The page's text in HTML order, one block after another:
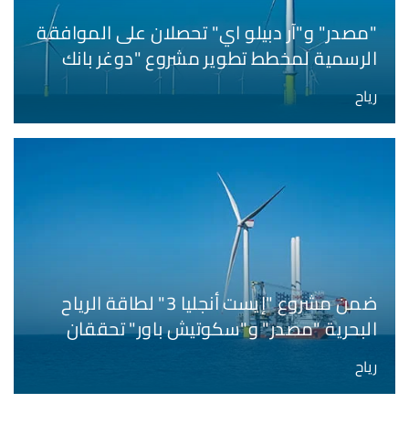
"مصدر" و"آر دبيلو اي" تحصلان على الموافقة
الرسمية لمخطط تطوير مشروع "دوغر بانك
ساوث" لطاقة الرياح البحرية بقدرة 3 غيغاواطرياح
ضمن مشروع "إيست أنجليا 3" لطاقة الرياح
البحرية "مصدر" و"سكوتيش باور" تحققان
رقماً قياسياً عبر استكمال تركيب أول توربينة
رياح بأكبر شفرات من نوعها على مستوى
المملكة المتحدة
رياح